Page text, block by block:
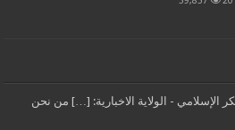
الإسلامي - الولاية الاخبارية: […] من نحن